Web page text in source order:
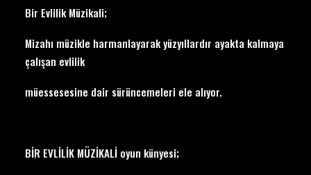
Bir Evlilik Müzikali;
Mizahı müzikle harmanlayarak yüzyıllardır ayakta kalmaya
çalışan evlilik
müessesesine dair sürüncemeleri ele alıyor.
BİR EVLİLİK MÜZİKALİ oyun künyesi;